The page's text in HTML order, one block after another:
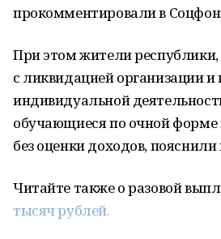
прокомментировали в
При этом жители республики,
с ликвидацией организации
индивидуальной
обучающиеся по очной форме
без оценки доходов, пояснили
Читайте также о разовой
тысяч рублей.